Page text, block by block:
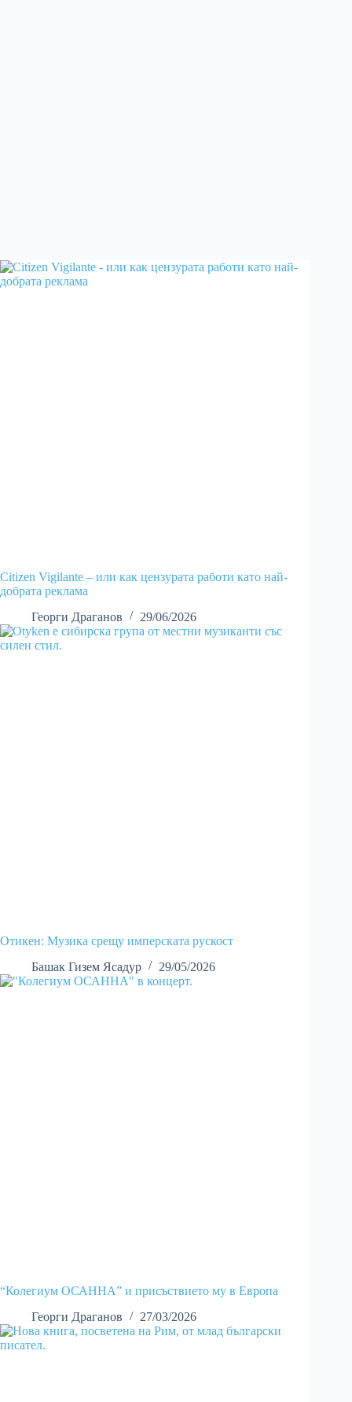
Citizen Vigilante – или как цензурата работи като най-
добрата реклама
Георги Драганов
29/06/2026
Отикен: Музика срещу имперската рускост
Башак Гизем Ясадур
29/05/2026
“Колегиум ОСАННА” и присъствието му в Европа
Георги Драганов
27/03/2026